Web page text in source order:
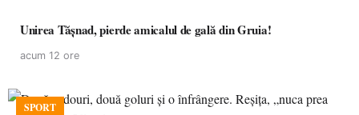
Unirea Tășnad, pierde amicalul de gală din Gruia!
acum 12 ore
SPORT